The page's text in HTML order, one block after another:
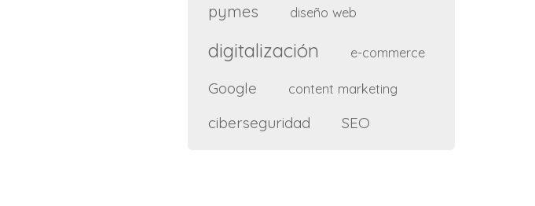
pymes diseño web
digitalización e-commerce
Google content marketing
ciberseguridad SEO